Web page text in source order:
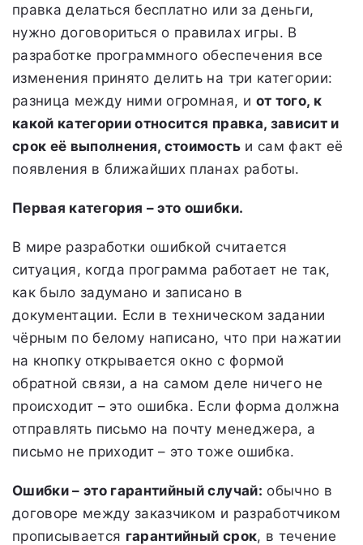
правка делаться бесплатно или за деньги,
нужно договориться о правилах игры. В
разработке программного обеспечения все
изменения принято делить на три категории:
разница между ними огромная, и от того, к
какой категории относится правка, зависит и
срок её выполнения, стоимостьи сам факт её
появления в ближайших планах работы.
Первая категория – это ошибки.
В мире разработки ошибкой считается
ситуация, когда программа работает не так,
как было задумано и записано в
документации. Если в техническом задании
чёрным по белому написано, что при нажатии
на кнопку открывается окно с формой
обратной связи, а на самом деле ничего не
происходит – это ошибка. Если форма должна
отправлять письмо на почту менеджера, а
письмо не приходит – это тоже ошибка.
Ошибки – это гарантийный случай: обычно в
договоре между заказчиком и разработчиком
прописывается гарантийный срок, в течение